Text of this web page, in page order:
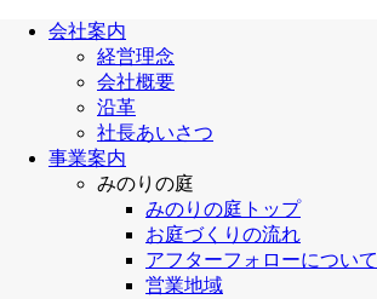
会社案内
経営理念
会社概要
沿革
社長あいさつ
事業案内
みのりの庭
みのりの庭トップ
お庭づくりの流れ
アフターフォローについて
営業地域